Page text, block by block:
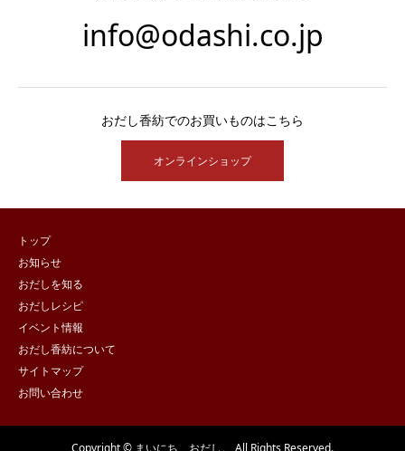
info@odashi.co.jp
おだし香紡でのお買いものはこちら
オンラインショップ
トップ
お知らせ
おだしを知る
おだしレシピ
イベント情報
おだし香紡について
サイトマップ
お問い合わせ
Copyright © まいにち、おだし。 All Rights Reserved.